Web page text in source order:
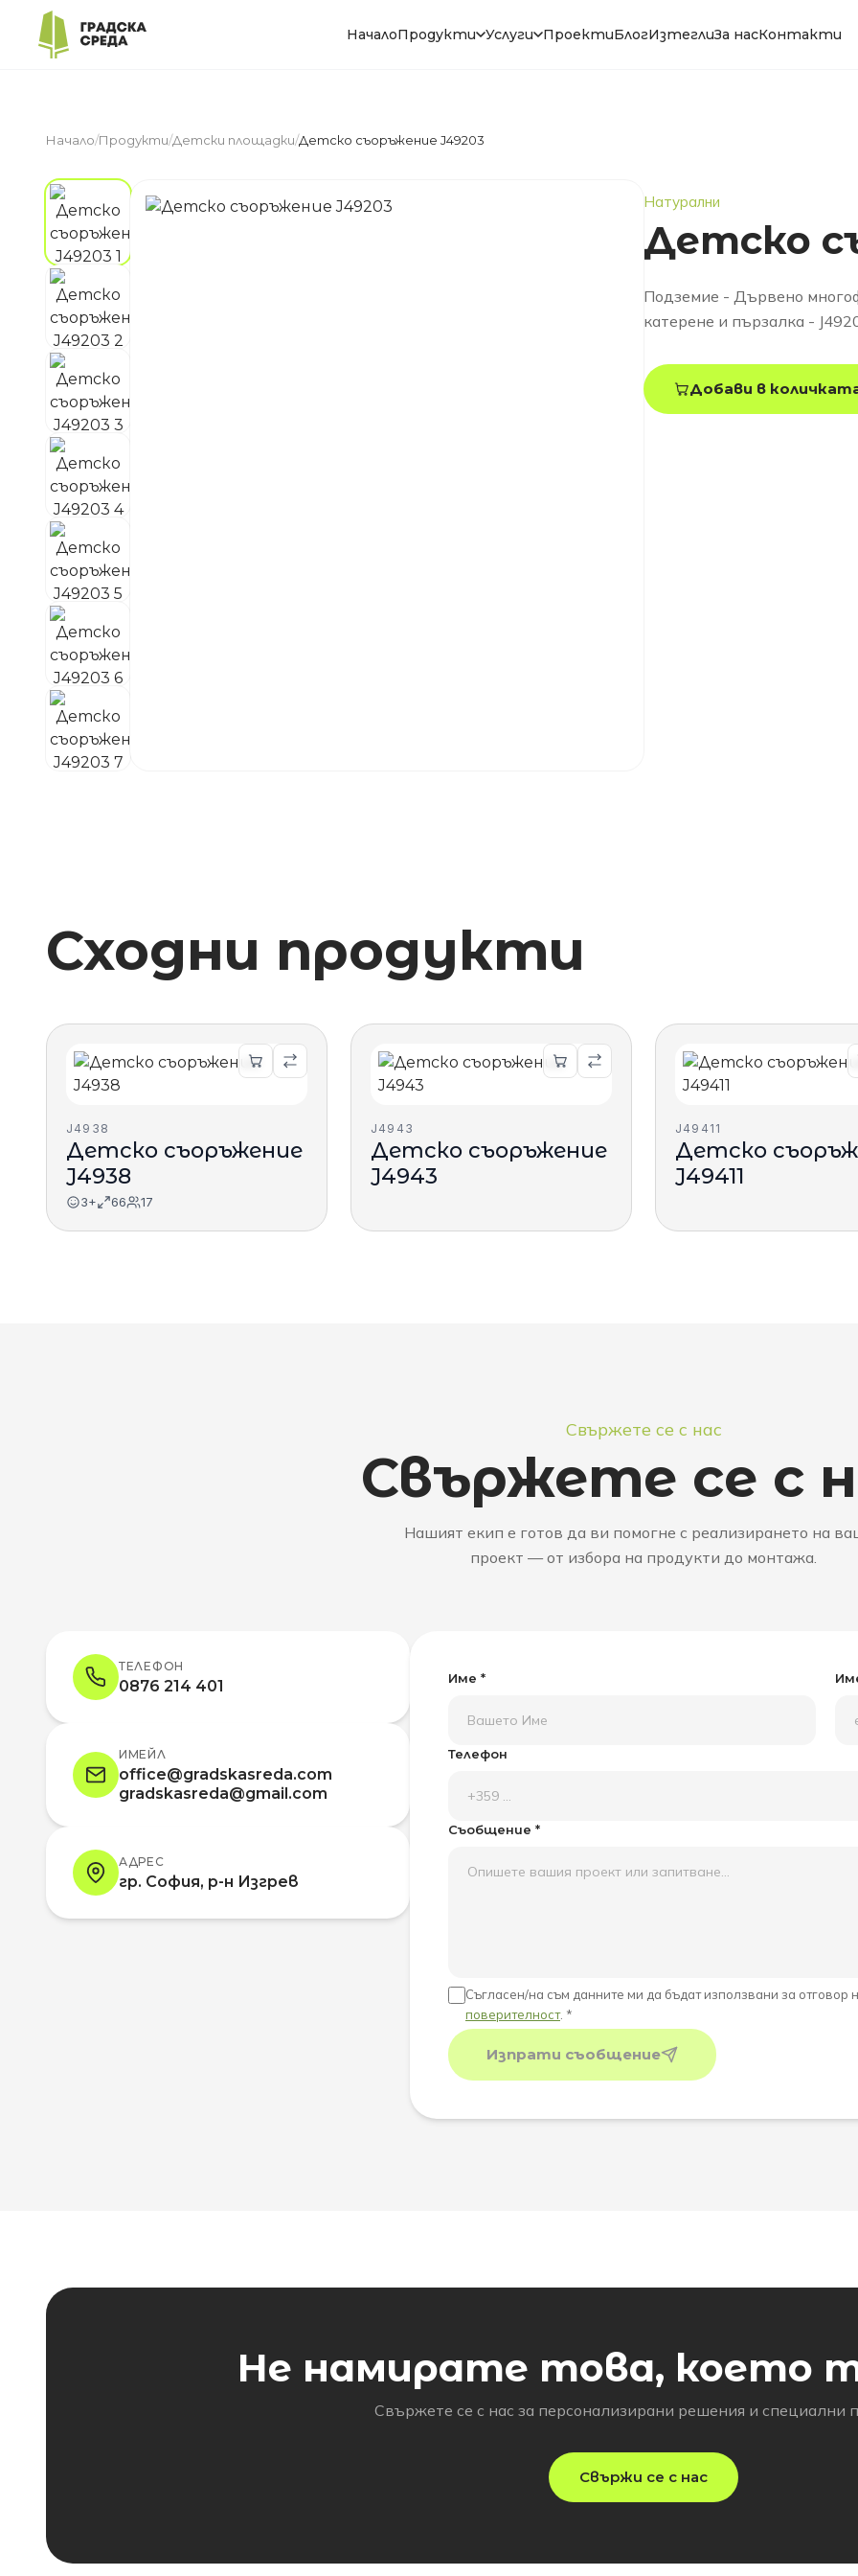
НачалоПродукти Услуги ПроектиБлогИзтеглиЗа насКонтакти
Начало/Продукти/Детски площадки/Детско съоръжение J49203
Натурални
Детско
Подземие - Дървено
катерене и пързалка -
Добави в
Сходни продукти
J4938
Детско съоръжение
J4938
3+ 66 17
J4943
Детско съоръжение
J4943
J49411
Детско
J49411
Свържете се с нас
Свържете се с
Нашият екип е готов да ви помогне с реализирането на
проект — от избора на продукти до монтажа.
ТЕЛЕФОН
0876 214 401
ИМЕЙЛ
office@gradskasreda.com
gradskasreda@gmail.com
АДРЕС
гр. София, р-н Изгрев
Име *
Телефон
Съобщение *
Съгласен/на съм данните ми да бъдат използвани за отговор
поверителност. *
Изпрати съобщение
Не намирате това, което
Свържете се с нас за персонализирани решения и специални
Свържи се с нас